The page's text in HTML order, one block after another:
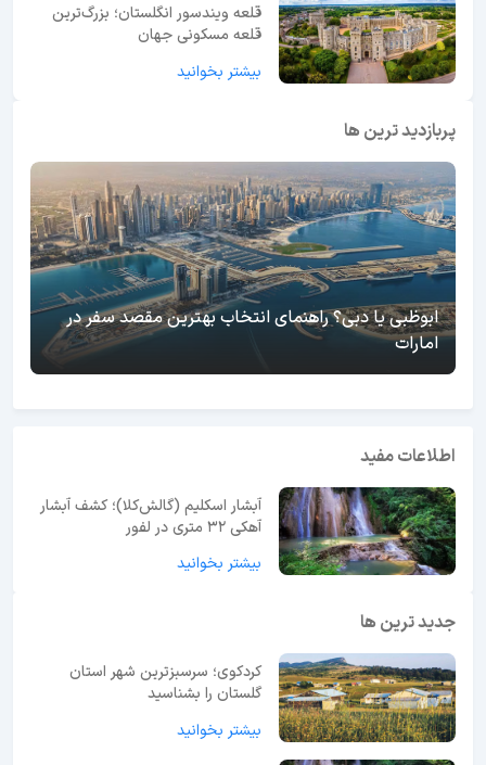
قلعه ویندسور انگلستان؛ بزرگ‌ترین
قلعه مسکونی جهان
بیشتر بخوانید
پربازدید ترین ها
ابوظبی یا دبی؟ راهنمای انتخاب بهترین مقصد سفر در
امارات
اطلاعات مفید
آبشار اسکلیم (گالش‌کلا)؛ کشف آبشار
آهکی ۳۲ متری در لفور
بیشتر بخوانید
جدید ترین ها
کردکوی؛ سرسبزترین شهر استان
گلستان را بشناسید
بیشتر بخوانید